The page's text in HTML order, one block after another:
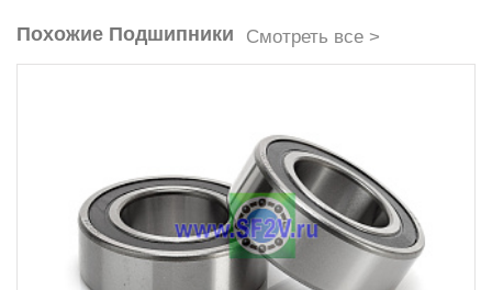
Похожие Подшипники Смотреть все >